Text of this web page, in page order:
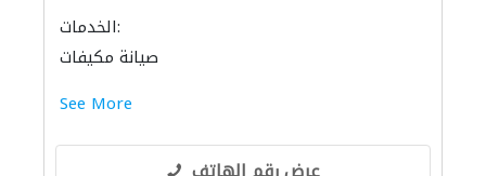
الخدمات:
صيانة مكيفات
See More